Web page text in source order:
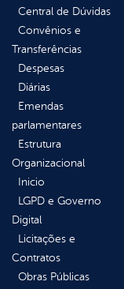
Central de Dúvidas
Convênios e
Transferências
Despesas
Diárias
Emendas
parlamentares
Estrutura
Organizacional
Inicio
LGPD e Governo
Digital
Licitações e
Contratos
Obras Públicas